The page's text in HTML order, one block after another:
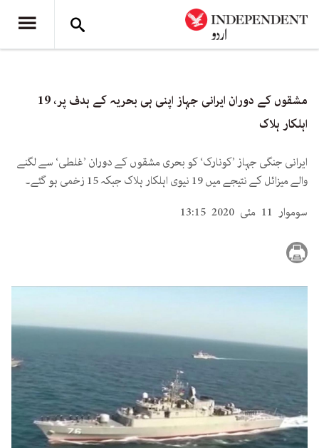
مشقوں کے دوران ایرانی جہاز اپنی ہی بحریہ کے ہدف پر، 19
اہلکار ہلاک
ایرانی جنگی جہاز ’کونارک‘ کو بحری مشقوں کے دوران ’غلطی‘ سے لگنے
والے میزائل کے نتیجے میں 19 نیوی اہلکار ہلاک جبکہ 15 زخمی ہو گئے۔
سوموار 11 مئی 2020 13:15